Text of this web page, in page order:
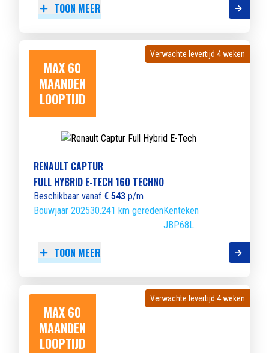
TOON MEER
MAX 60
MAANDEN
LOOPTIJD
Verwachte levertijd 4 weken
Verwachte levertijd 4 weken
RENAULT CAPTUR
FULL HYBRID E-TECH 160 TECHNO
Beschikbaar vanaf € 543 p/m
Bouwjaar 202530.241 km geredenKenteken
JBP68L
TOON MEER
MAX 60
MAANDEN
LOOPTIJD
Verwachte levertijd 4 weken
Verwachte levertijd 4 weken